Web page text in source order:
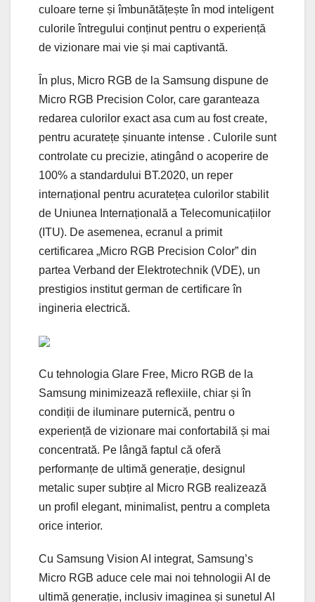
culoare terne și îmbunătățește în mod inteligent
culorile întregului conținut pentru o experiență
de vizionare mai vie și mai captivantă.
În plus, Micro RGB de la Samsung dispune de
Micro RGB Precision Color, care garanteaza
redarea culorilor exact asa cum au fost create,
pentru acuratețe șinuante intense . Culorile sunt
controlate cu precizie, atingând o acoperire de
100% a standardului BT.2020, un reper
internațional pentru acuratețea culorilor stabilit
de Uniunea Internațională a Telecomunicațiilor
(ITU). De asemenea, ecranul a primit
certificarea „Micro RGB Precision Color” din
partea Verband der Elektrotechnik (VDE), un
prestigios institut german de certificare în
ingineria electrică.
Cu tehnologia Glare Free, Micro RGB de la
Samsung minimizează reflexiile, chiar și în
condiții de iluminare puternică, pentru o
experiență de vizionare mai confortabilă și mai
concentrată. Pe lângă faptul că oferă
performanțe de ultimă generație, designul
metalic super subțire al Micro RGB realizează
un profil elegant, minimalist, pentru a completa
orice interior.
Cu Samsung Vision AI integrat, Samsung’s
Micro RGB aduce cele mai noi tehnologii AI de
ultimă generație, inclusiv imaginea și sunetul AI